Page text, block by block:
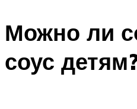
Можно ли
соус